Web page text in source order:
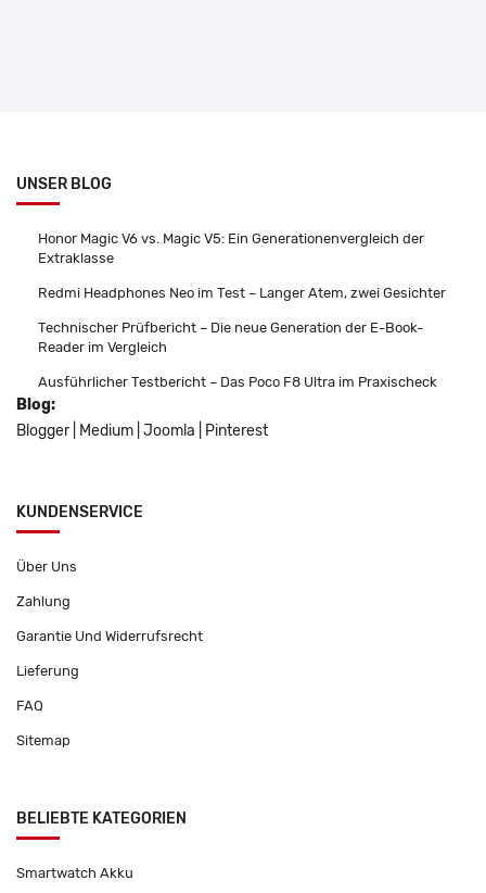
UNSER BLOG
Honor Magic V6 vs. Magic V5: Ein Generationenvergleich der
Extraklasse
Redmi Headphones Neo im Test – Langer Atem, zwei Gesichter
Technischer Prüfbericht – Die neue Generation der E-Book-
Reader im Vergleich
Ausführlicher Testbericht – Das Poco F8 Ultra im Praxischeck
Blog:
Blogger
Medium Joomla Pinterest
KUNDENSERVICE
Über Uns
Zahlung
Garantie Und Widerrufsrecht
Lieferung
FAQ
Sitemap
BELIEBTE KATEGORIEN
Smartwatch Akku